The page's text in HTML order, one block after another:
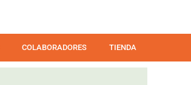
COLABORADORES TIENDA